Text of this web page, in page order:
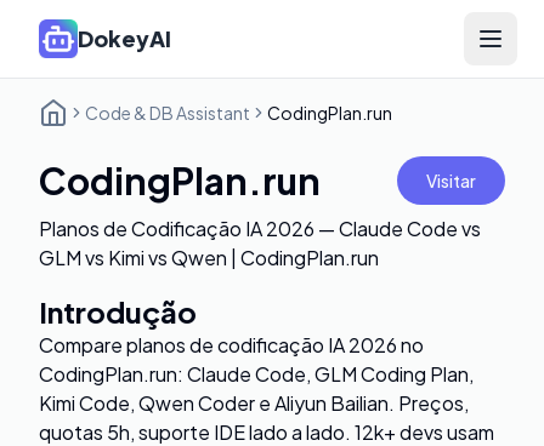
DokeyAI Open
Code & DB Assistant CodingPlan.run
CodingPlan.run Visitar
Planos de Codificação IA 2026 — Claude Code vs
GLM vs Kimi vs Qwen | CodingPlan.run
Introdução
Compare planos de codificação IA 2026 no
CodingPlan.run: Claude Code, GLM Coding Plan,
Kimi Code, Qwen Coder e Aliyun Bailian. Preços,
quotas 5h, suporte IDE lado a lado. 12k+ devs usam